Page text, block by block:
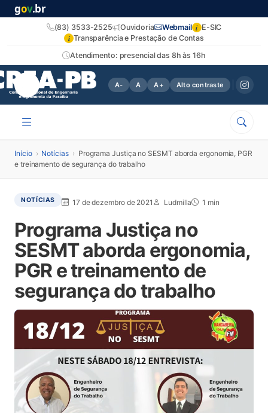
gov.br
Atendimento: presencial das 8h às 16h
(83) 3533-2525 Ouvidoria Webmail i E-SIC
i Transparência e Prestação de Contas
A- A A+ Alto contraste
Início › Notícias › Programa Justiça no SESMT aborda ergonomia, PGR
e treinamento de segurança do trabalho
NOTÍCIAS 17 de dezembro de 2021 Ludmilla 1 min
Programa Justiça no
SESMT aborda ergonomia,
PGR e treinamento de
segurança do trabalho